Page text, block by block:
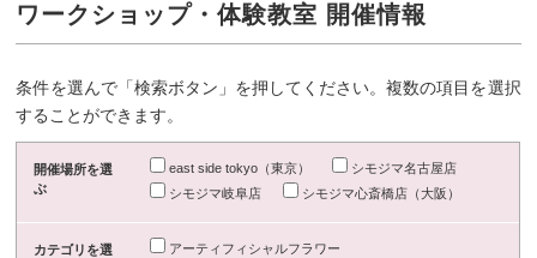
ワークショップ・体験教室 開催情報
条件を選んで「検索ボタン」を押してください。複数の項目を選択
することができます。
開催場所を選
ぶ
east side tokyo（東京）
シモジマ名古屋店
シモジマ岐阜店
シモジマ心斎橋店（大阪）
カテゴリを選
アーティフィシャルフラワー